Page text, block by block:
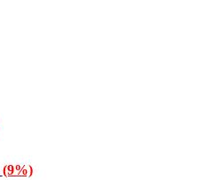
(9%)